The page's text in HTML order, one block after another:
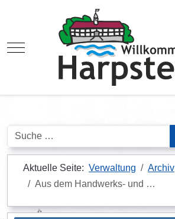
Mobile Menu Toggle
Suchen
Aktuelle Seite: Verwaltung Archiv
Aus dem Handwerks- und …